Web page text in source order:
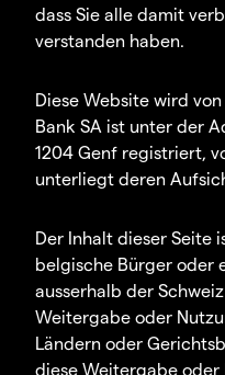
dass Sie alle damit
verstanden haben.
Diese Website wird
Bank SA ist unter der
1204 Genf registriert,
unterliegt deren
Der Inhalt dieser Seite
belgische Bürger oder
ausserhalb der
Weitergabe oder
Ländern oder
diese Weitergabe